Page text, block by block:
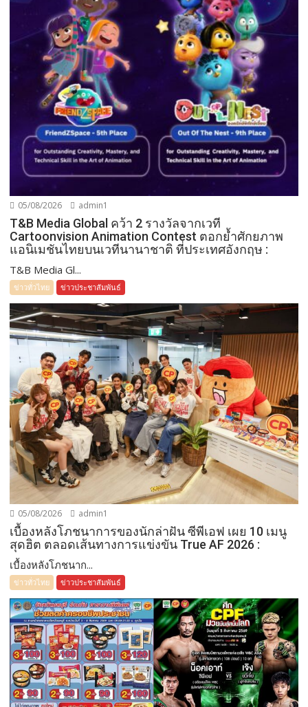
05/08/2026 admin1
T&B Media Global คว้า 2 รางวัลจากเวที
Cartoonvision Animation Contest ตอกย้ำศักยภาพ
แอนิเมชันไทยบนเวทีนานาชาติ ที่ประเทศอังกฤษ :
T&B Media Gl...
ข่าวทั่วไทย ข่าวประชาสัมพันธ์
05/08/2026 admin1
เบื้องหลังโภชนาการของนักล่าฝัน ซีพีเอฟ เผย 10 เมนู
สุดฮิต ตลอดเส้นทางการแข่งขัน True AF 2026 :
เบื้องหลังโภชนาก...
ข่าวทั่วไทย ข่าวประชาสัมพันธ์